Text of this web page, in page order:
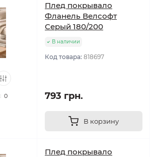
0
Плед покрывало
Фланель Велсофт
Серый 180/200
В наличии
Код товара: 818697
793 грн.
В корзину
Плед покрывало